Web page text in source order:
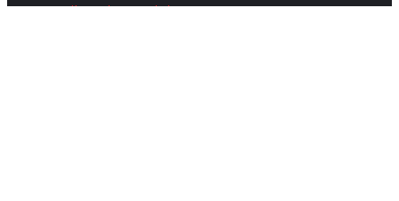
Políticas de privacidad